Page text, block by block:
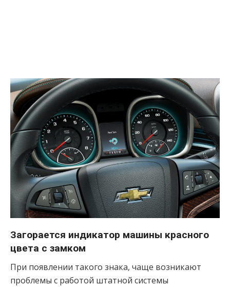
Загорается индикатор машины красного
цвета с замком
При появлении такого знака, чаще возникают
проблемы с работой штатной системы